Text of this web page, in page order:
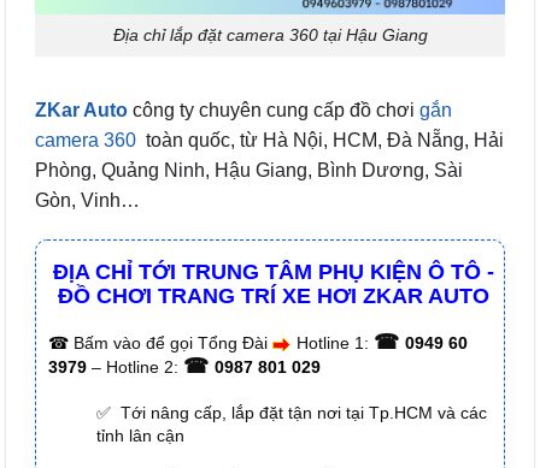
Địa chỉ lắp đặt camera 360 tại Hậu Giang
ZKar Auto công ty chuyên cung cấp đồ chơi gắn
camera 360 toàn quốc, từ Hà Nội, HCM, Đà Nẵng, Hải
Phòng, Quảng Ninh, Hậu Giang, Bình Dương, Sài
Gòn, Vinh…
ĐỊA CHỈ TỚI TRUNG TÂM PHỤ KIỆN Ô TÔ -
ĐỒ CHƠI TRANG TRÍ XE HƠI ZKAR AUTO
☎ Bấm vào để gọi Tổng Đài Hotline 1: ☎ 0949 60
3979 – Hotline 2: ☎ 0987 801 029
✅ Tới nâng cấp, lắp đặt tận nơi tại Tp.HCM và các
tỉnh lân cận